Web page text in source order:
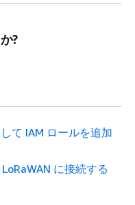
?
て IAM ロールを追加
に接続する